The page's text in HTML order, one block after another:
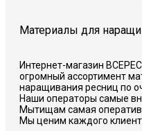
Материалы для
Интернет-магазин
огромный ассортимент
наращивания ресниц по
Наши операторы самые
Мытищам самая
Мы ценим каждого